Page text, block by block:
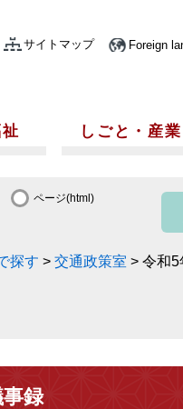
サイトマップ Foreign
しごと・産業
ページ(html)
探す > 交通政策室 > 令和5
録